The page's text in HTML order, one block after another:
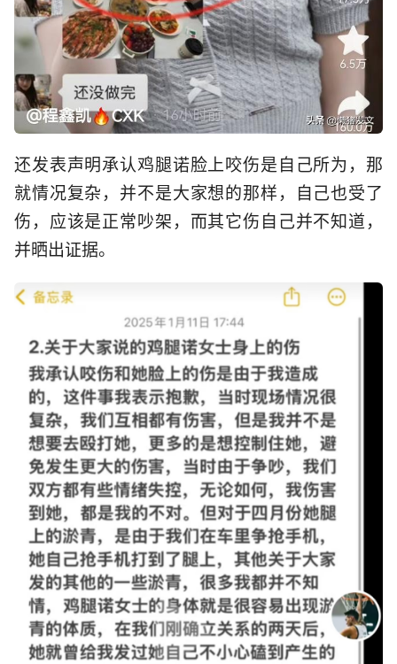
还发表声明承认鸡腿诺脸上咬伤是自己所为，那
就情况复杂，并不是大家想的那样，自己也受了
伤，应该是正常吵架，而其它伤自己并不知道，
并晒出证据。